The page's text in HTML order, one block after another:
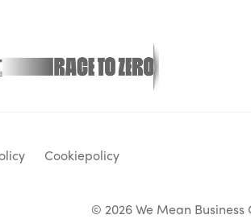
Cookiepolicy
© 2026 We Mean